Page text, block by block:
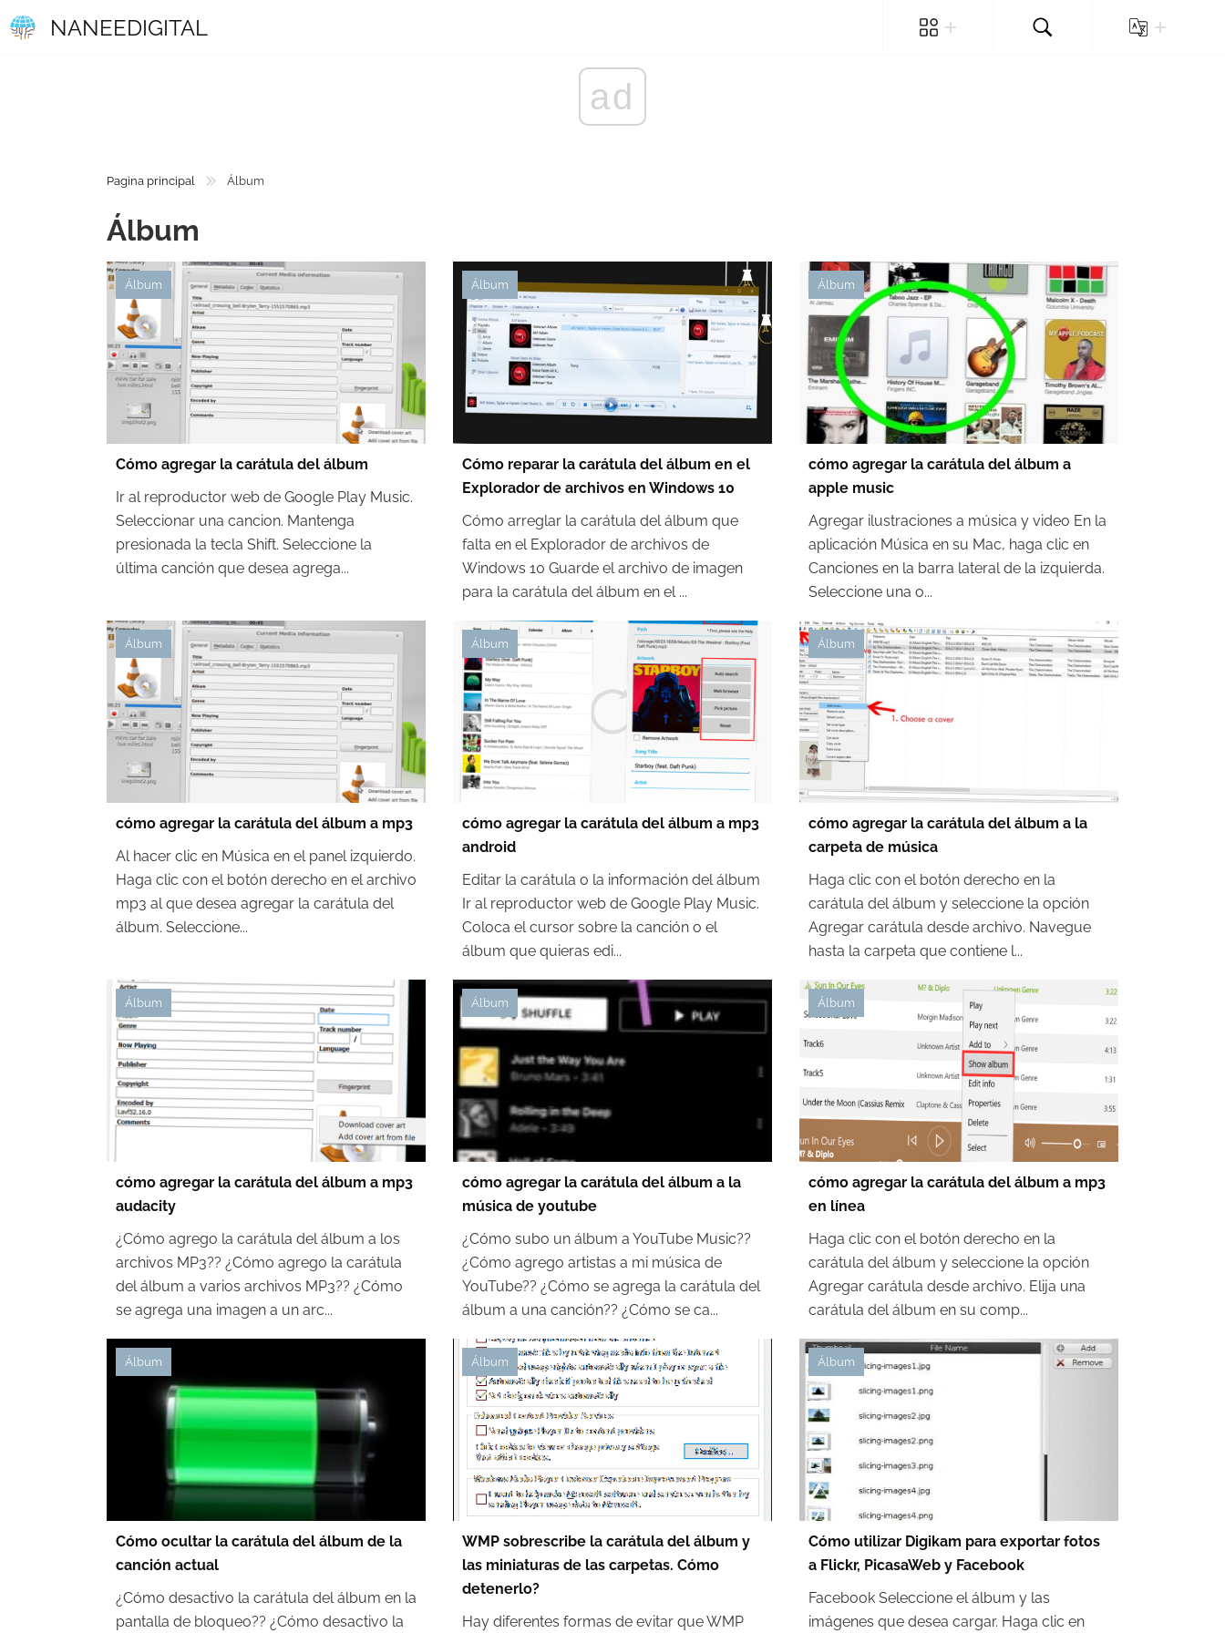
NANEEDIGITAL
ad
Pagina principal Álbum
Álbum
Álbum
Cómo agregar la carátula del álbum
Ir al reproductor web de Google Play Music.
Seleccionar una cancion. Mantenga
presionada la tecla Shift. Seleccione la
última canción que desea agrega...
Álbum
Cómo reparar la carátula del álbum en el
Explorador de archivos en Windows 10
Cómo arreglar la carátula del álbum que
falta en el Explorador de archivos de
Windows 10 Guarde el archivo de imagen
para la carátula del álbum en el ...
Álbum
cómo agregar la carátula del álbum a
apple music
Agregar ilustraciones a música y video En la
aplicación Música en su Mac, haga clic en
Canciones en la barra lateral de la izquierda.
Seleccione una o...
Álbum
cómo agregar la carátula del álbum a mp3
Al hacer clic en Música en el panel izquierdo.
Haga clic con el botón derecho en el archivo
mp3 al que desea agregar la carátula del
álbum. Seleccione...
Álbum
cómo agregar la carátula del álbum a mp3
android
Editar la carátula o la información del álbum
Ir al reproductor web de Google Play Music.
Coloca el cursor sobre la canción o el
álbum que quieras edi...
Álbum
cómo agregar la carátula del álbum a la
carpeta de música
Haga clic con el botón derecho en la
carátula del álbum y seleccione la opción
Agregar carátula desde archivo. Navegue
hasta la carpeta que contiene l...
Álbum
cómo agregar la carátula del álbum a mp3
audacity
¿Cómo agrego la carátula del álbum a los
archivos MP3?? ¿Cómo agrego la carátula
del álbum a varios archivos MP3?? ¿Cómo
se agrega una imagen a un arc...
Álbum
cómo agregar la carátula del álbum a la
música de youtube
¿Cómo subo un álbum a YouTube Music??
¿Cómo agrego artistas a mi música de
YouTube?? ¿Cómo se agrega la carátula del
álbum a una canción?? ¿Cómo se ca...
Álbum
cómo agregar la carátula del álbum a mp3
en línea
Haga clic con el botón derecho en la
carátula del álbum y seleccione la opción
Agregar carátula desde archivo. Elija una
carátula del álbum en su comp...
Álbum
Cómo ocultar la carátula del álbum de la
canción actual
¿Cómo desactivo la carátula del álbum en la
pantalla de bloqueo?? ¿Cómo desactivo la
Álbum
WMP sobrescribe la carátula del álbum y
las miniaturas de las carpetas. Cómo
detenerlo?
Hay diferentes formas de evitar que WMP
Álbum
Cómo utilizar Digikam para exportar fotos
a Flickr, PicasaWeb y Facebook
Facebook Seleccione el álbum y las
imágenes que desea cargar. Haga clic en